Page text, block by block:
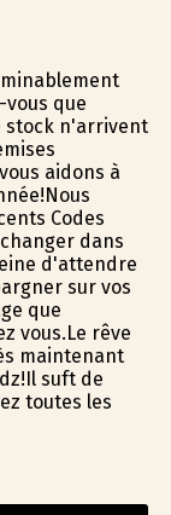
que
stock n'arrivent
aidons à
Codes
dans
d'attendre
sur vos
que
vous.Le rêve
maintenant
suffit de
toutes les